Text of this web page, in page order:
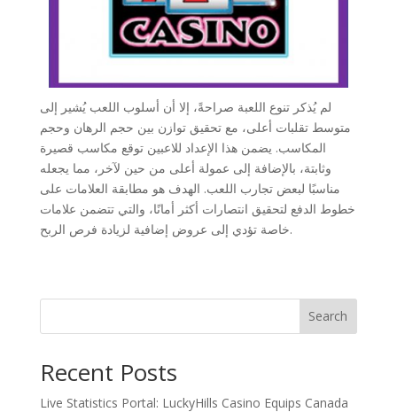
لم يُذكر تنوع اللعبة صراحةً، إلا أن أسلوب اللعب يُشير إلى
متوسط تقلبات أعلى، مع تحقيق توازن بين حجم الرهان وحجم
المكاسب. يضمن هذا الإعداد للاعبين توقع مكاسب قصيرة
وثابتة، بالإضافة إلى عمولة أعلى من حين لآخر، مما يجعله
مناسبًا لبعض تجارب اللعب. الهدف هو مطابقة العلامات على
خطوط الدفع لتحقيق انتصارات أكثر أمانًا، والتي تتضمن علامات
خاصة تؤدي إلى عروض إضافية لزيادة فرص الربح.
Search
Recent Posts
Live Statistics Portal: LuckyHills Casino Equips Canada